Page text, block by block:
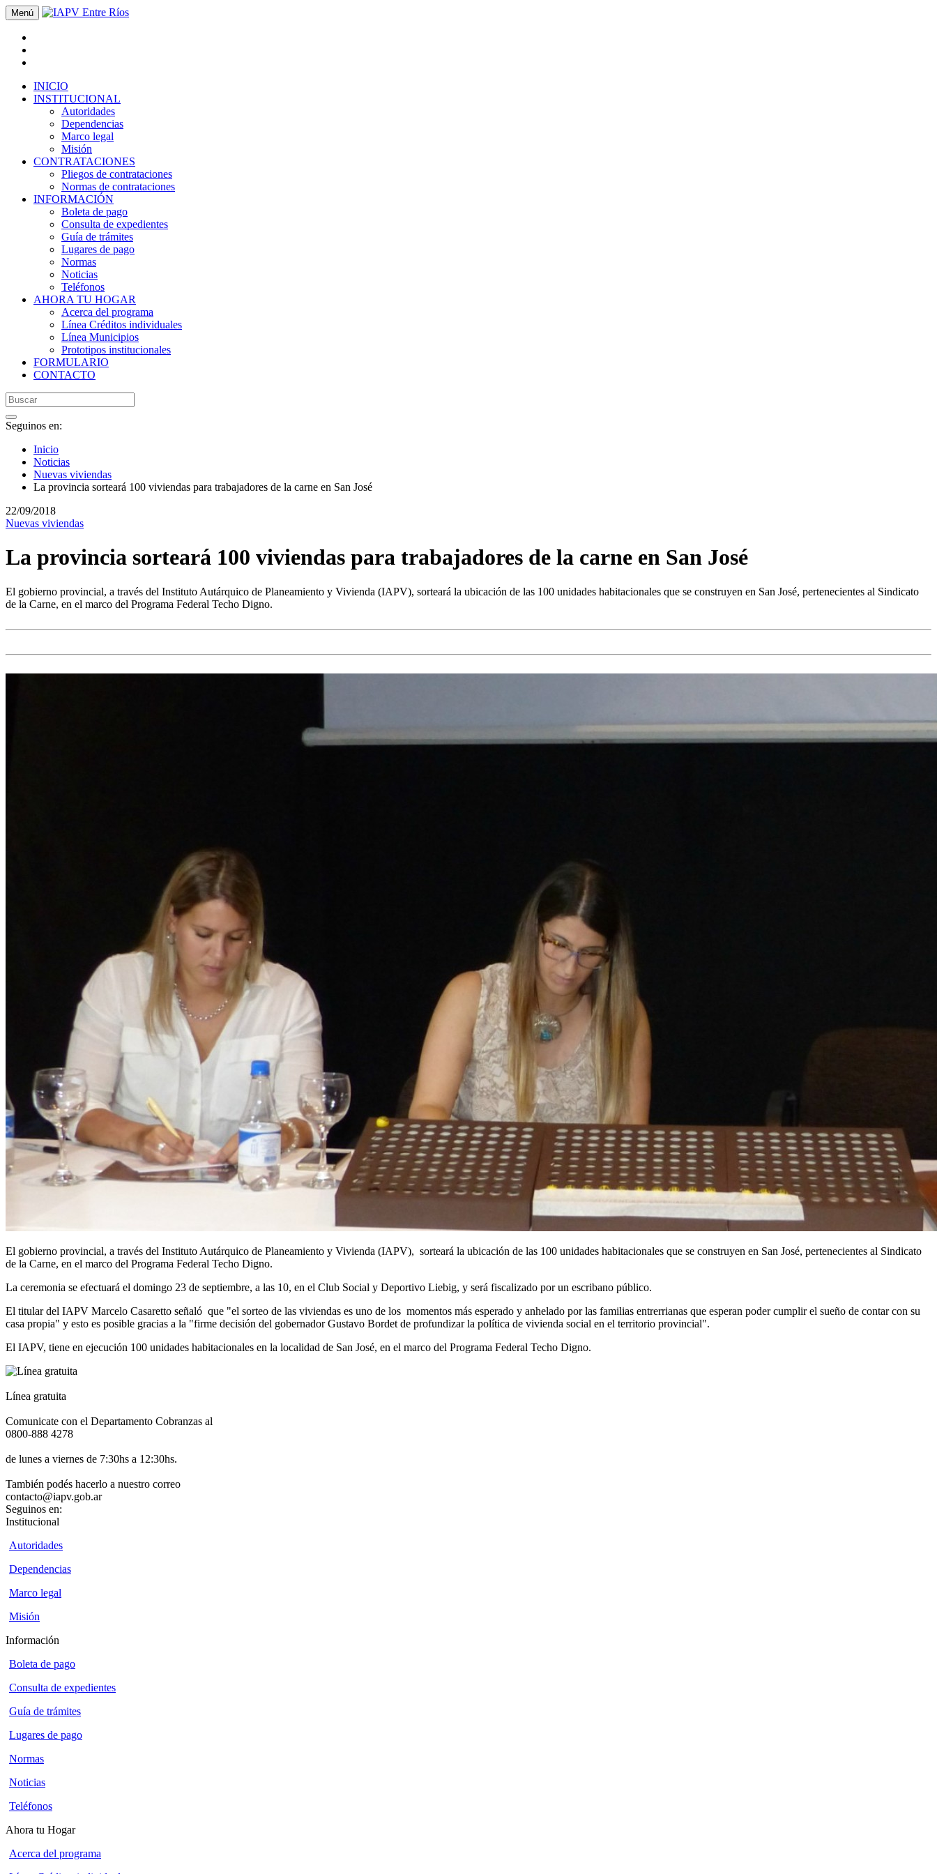
Menú
INICIO
INSTITUCIONAL
Autoridades
Dependencias
Marco legal
Misión
CONTRATACIONES
Pliegos de contrataciones
Normas de contrataciones
INFORMACIÓN
Boleta de pago
Consulta de expedientes
Guía de trámites
Lugares de pago
Normas
Noticias
Teléfonos
AHORA TU HOGAR
Acerca del programa
Línea Créditos individuales
Línea Municipios
Prototipos institucionales
FORMULARIO
CONTACTO
Seguinos en:
Inicio
Noticias
Nuevas viviendas
La provincia sorteará 100 viviendas para trabajadores de la carne en San José
22/09/2018
Nuevas viviendas
La provincia sorteará 100 viviendas para trabajadores de la carne en San José
El gobierno provincial, a través del Instituto Autárquico de Planeamiento y Vivienda (IAPV), sorteará la ubicación de las 100 unidades habitacionales que se construyen en San José, pertenecientes al Sindicato
de la Carne, en el marco del Programa Federal Techo Digno.
El gobierno provincial, a través del Instituto Autárquico de Planeamiento y Vivienda (IAPV), sorteará la ubicación de las 100 unidades habitacionales que se construyen en San José, pertenecientes al Sindicato
de la Carne, en el marco del Programa Federal Techo Digno.
La ceremonia se efectuará el domingo 23 de septiembre, a las 10, en el Club Social y Deportivo Liebig, y será fiscalizado por un escribano público.
El titular del IAPV Marcelo Casaretto señaló que "el sorteo de las viviendas es uno de los momentos más esperado y anhelado por las familias entrerrianas que esperan poder cumplir el sueño de contar con su
casa propia" y esto es posible gracias a la "firme decisión del gobernador Gustavo Bordet de profundizar la política de vivienda social en el territorio provincial".
El IAPV, tiene en ejecución 100 unidades habitacionales en la localidad de San José, en el marco del Programa Federal Techo Digno.
Línea gratuita
Comunicate con el Departamento Cobranzas al
0800-888 4278
de lunes a viernes de 7:30hs a 12:30hs.
También podés hacerlo a nuestro correo
contacto@iapv.gob.ar
Seguinos en:
Institucional
Autoridades
Dependencias
Marco legal
Misión
Información
Boleta de pago
Consulta de expedientes
Guía de trámites
Lugares de pago
Normas
Noticias
Teléfonos
Ahora tu Hogar
Acerca del programa